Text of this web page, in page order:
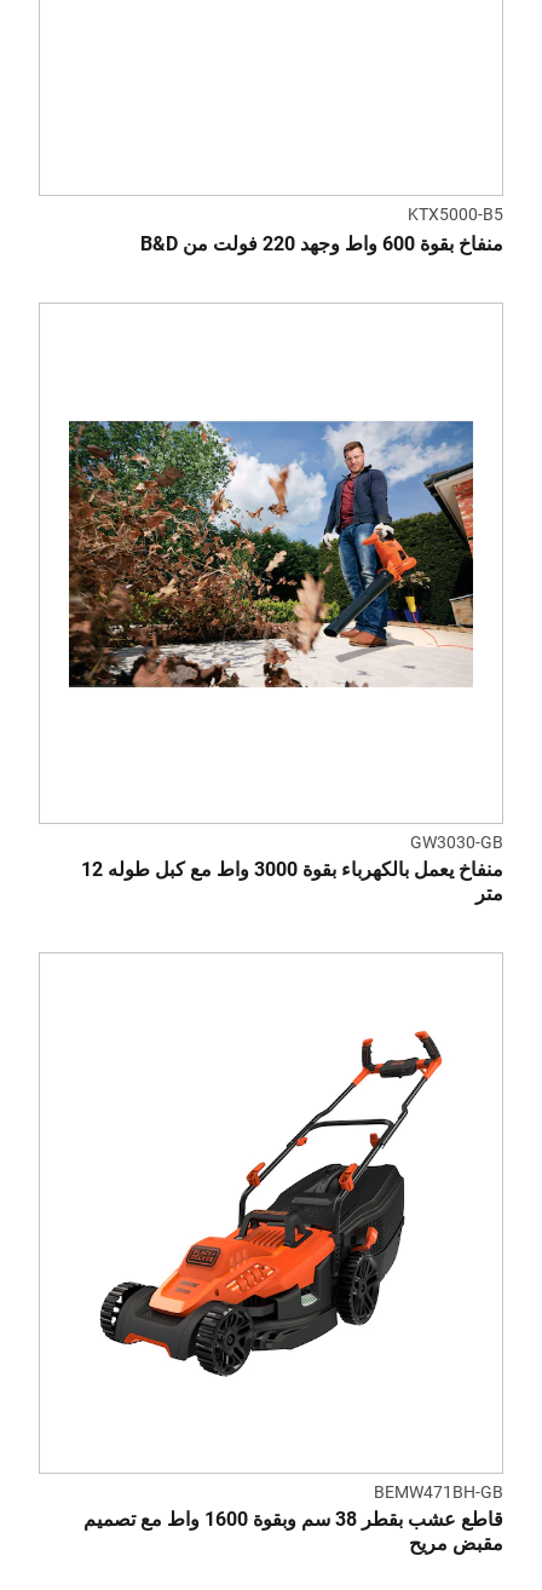
KTX5000-B5
منفاخ بقوة 600 واط وجهد 220 فولت من B&D
GW3030-GB
منفاخ يعمل بالكهرباء بقوة 3000 واط مع كبل طوله 12
متر
BEMW471BH-GB
قاطع عشب بقطر 38 سم وبقوة 1600 واط مع تصميم
مقبض مريح